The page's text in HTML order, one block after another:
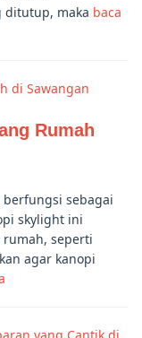
ditutup, maka baca
Rumah
berfungsi sebagai
skylight ini
rumah, seperti
agar kanopi